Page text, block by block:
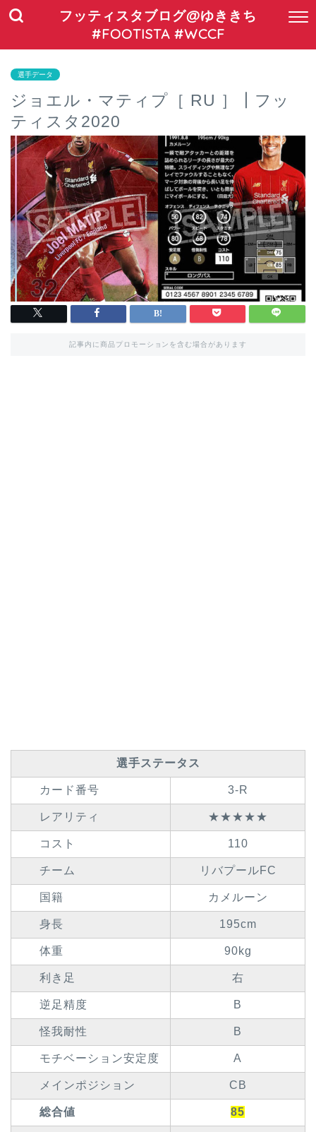
フッティスタブログ@ゆききち
#FOOTISTA #WCCF
選手データ
ジョエル・マティプ［ RU ］┃フッ
ティスタ2020
記事内に商品プロモーションを含む場合があります
選手ステータス
カード番号 3-R
レアリティ ★★★★★
コスト 110
チーム リバプールFC
国籍 カメルーン
身長 195cm
体重 90kg
利き足 右
逆足精度 B
怪我耐性 B
モチベーション安定度 A
メインポジション CB
総合値 85